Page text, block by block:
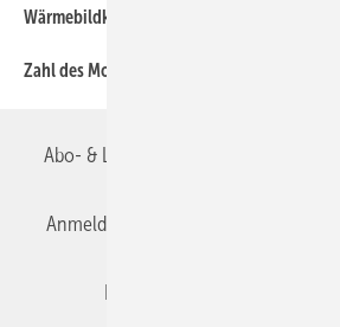
Wärmebildkamera-Videoskope
Zahl des Monats, 2022-04
Abo- & Leserservice
Anmelden